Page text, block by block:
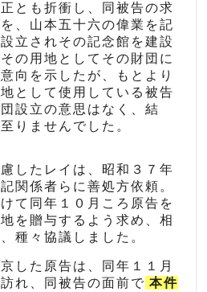
とも折衝し、同被告の求
、山本五十六の偉業を記
立されその記念館を建設
の用地としてその財団に
向を示したが、もとより
として使用している被告
設立の意思はなく、結
りませんでした。
したレイは、昭和３７年
関係者らに善処方依頼。
て同年１０月ころ原告を
を贈与するよう求め、相
種々協議しました。
した原告は、同年１１月
れ、同被告の面前で 本件